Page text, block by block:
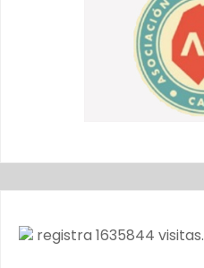
registra 1635844 visitas.